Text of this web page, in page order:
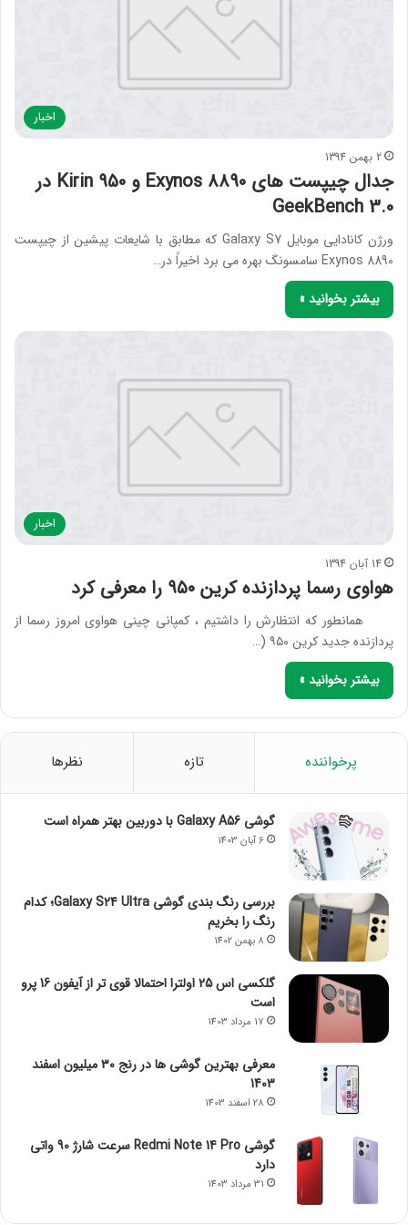
اخبار
2 بهمن 1394
جدال چیپست های Exynos 8890 و Kirin 950 در
GeekBench 3.0
ورژن کانادایی موبایل Galaxy S7 که مطابق با شایعات پیشین از چیپست
Exynos 8890 سامسونگ بهره می برد اخیراً در…
بیشتر بخوانید »
اخبار
14 آبان 1394
هواوی رسما پردازنده کرین ۹۵۰ را معرفی کرد
همانطور که انتظارش را داشتیم ، کمپانی چینی هواوی امروز رسما از
پردازنده جدید کرین ۹۵۰ (…
بیشتر بخوانید »
پرخواننده تازه نظرها
گوشی Galaxy A56 با دوربین بهتر همراه است
6 آبان 1403
بررسی رنگ بندی گوشی Galaxy S24 Ultra؛ کدام
رنگ را بخریم
8 بهمن 1402
گلکسی اس 25 اولترا احتمالا قوی تر از آیفون 16 پرو
است
17 مرداد 1403
معرفی بهترین گوشی ها در رنج ۳۰ میلیون اسفند
1403
28 اسفند 1403
گوشی Redmi Note 14 Pro سرعت شارژ 90 واتی
دارد
31 مرداد 1403